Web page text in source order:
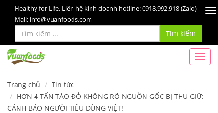
Healthy for Life. Liên hệ kinh doanh hotline: 0918.992.918 (Zalo)
Mail: info@vuanfoods.com
Tìm kiếm
Trang chủ
Tin tức
HƠN 4 TẤN TÁO ĐỎ KHÔNG RÕ NGUỒN GỐC BỊ THU GIỮ:
CẢNH BÁO NGƯỜI TIÊU DÙNG VIỆT!